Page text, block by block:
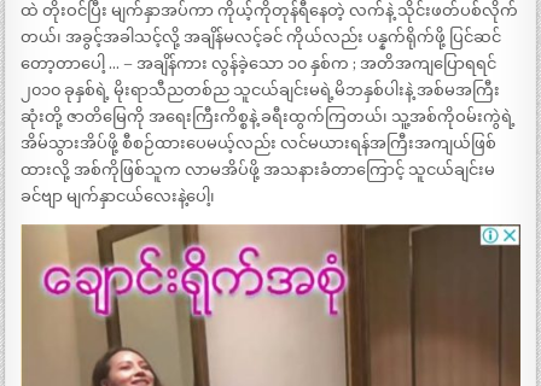
ထဲ တိုးဝင်ပြီး မျက်နှာအပ်ကာ ကိုယ့်ကိုတုန်ရီနေတဲ့ လက်နဲ့ သိုင်းဖတ်ပစ်လိုက်
တယ်၊ အခွင့်အခါသင့်လို့ အချိန်မလင့်ခင် ကိုယ်လည်း ပန္နက်ရိုက်ဖို့ ပြင်ဆင်
တော့တာပေါ့ … – အချိန်ကား လွန်ခဲ့သော ၁၀ နှစ်က ; အတိအကျပြောရရင်
၂၀၁၀ ခုနှစ်ရဲ့ မိုးရာသီညတစ်ည သူငယ်ချင်းမရဲ့မိဘနှစ်ပါးနဲ့ အစ်မအကြီး
ဆုံးတို့ ဇာတိမြေကို အရေးကြီးကိစ္စနဲ့ ခရီးထွက်ကြတယ်၊ သူ့အစ်ကိုဝမ်းကွဲရဲ့
အိမ်သွားအိပ်ဖို့ စီစဉ်ထားပေမယ့်လည်း လင်မယားရန်အကြီးအကျယ်ဖြစ်
ထားလို့ အစ်ကိုဖြစ်သူက လာမအိပ်ဖို့ အသနားခံတာကြောင့် သူငယ်ချင်းမ
ခင်ဗျာ မျက်နှာငယ်လေးနဲ့ပေါ့၊